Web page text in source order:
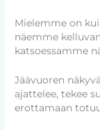
Mielemme on
näemme
katsoessamme
Jäävuoren
ajattelee, tekee
erottamaan